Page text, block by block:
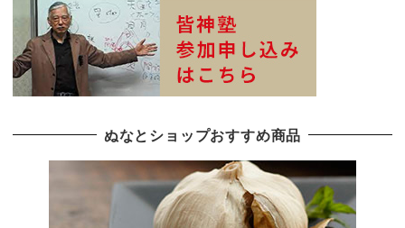
ぬなとショップおすすめ商品